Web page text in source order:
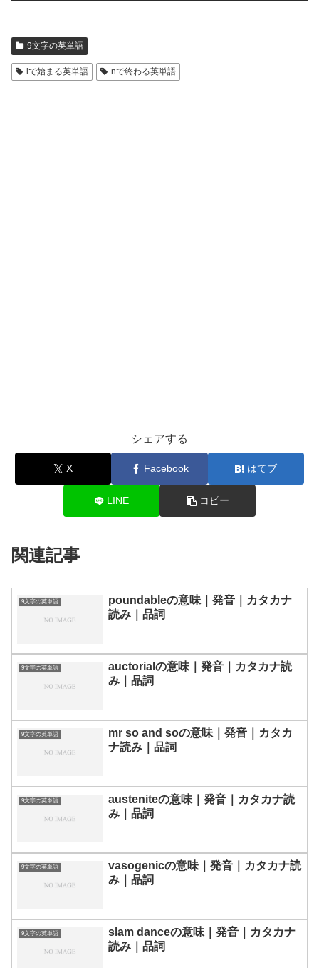
9文字の英単語
lで始まる英単語 nで終わる英単語
シェアする
X Facebook はてブ
LINE コピー
関連記事
9文字の英単語
poundableの意味｜発音｜カタカナ
読み｜品詞
9文字の英単語
auctorialの意味｜発音｜カタカナ読
み｜品詞
9文字の英単語
mr so and soの意味｜発音｜カタカ
ナ読み｜品詞
9文字の英単語
austeniteの意味｜発音｜カタカナ読
み｜品詞
9文字の英単語
vasogenicの意味｜発音｜カタカナ読
み｜品詞
9文字の英単語
slam danceの意味｜発音｜カタカナ
読み｜品詞